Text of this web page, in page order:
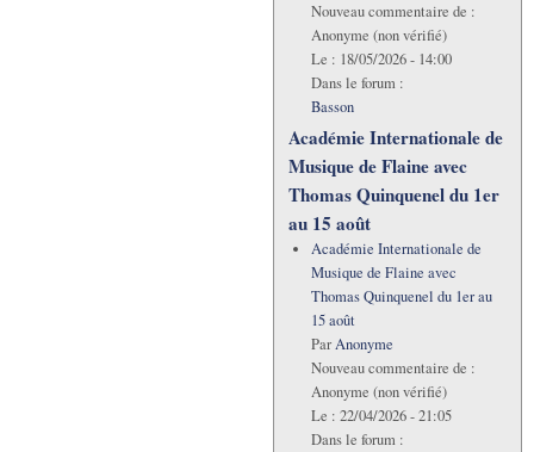
Nouveau commentaire de :
Anonyme (non vérifié)
Le : 18/05/2026 - 14:00
Dans le forum :
Basson
Académie Internationale de
Musique de Flaine avec
Thomas Quinquenel du 1er
au 15 août
Académie Internationale de
Musique de Flaine avec
Thomas Quinquenel du 1er au
15 août
ParAnonyme
Nouveau commentaire de :
Anonyme (non vérifié)
Le : 22/04/2026 - 21:05
Dans le forum :